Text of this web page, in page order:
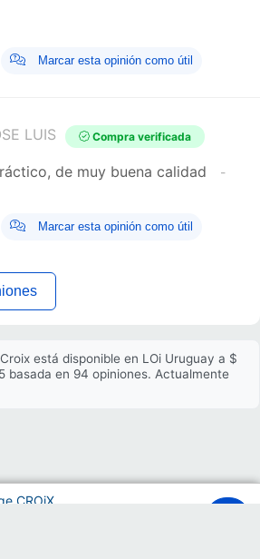
CROiX
Marcar esta opinión como útil
LUIS Compra verificada
de muy buena calidad
Marcar esta opinión como útil
está disponible en LOi Uruguay a $
basada en 94 opiniones. Actualmente